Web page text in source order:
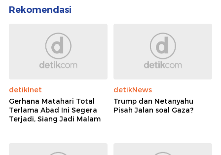
Rekomendasi
detikInet
Gerhana Matahari Total
Terlama Abad Ini Segera
Terjadi, Siang Jadi Malam
detikNews
Trump dan Netanyahu
Pisah Jalan soal Gaza?